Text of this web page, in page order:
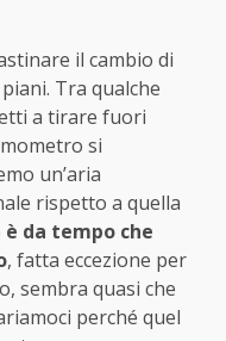
il cambio di
Tra qualche
a tirare fuori
si
un’aria
rispetto a quella
è da tempo che
, fatta eccezione per
sembra quasi che
perché quel